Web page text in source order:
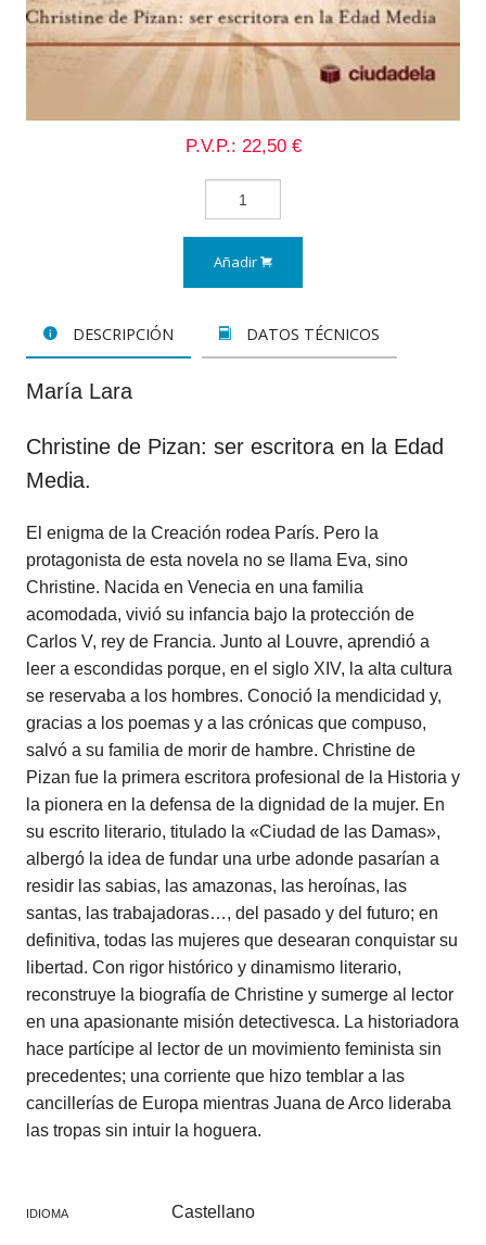
P.V.P.: 22,50 €
Añadir
DESCRIPCIÓN DATOS TÉCNICOS
María Lara
Christine de Pizan: ser escritora en la Edad
Media.
El enigma de la Creación rodea París. Pero la
protagonista de esta novela no se llama Eva, sino
Christine. Nacida en Venecia en una familia
acomodada, vivió su infancia bajo la protección de
Carlos V, rey de Francia. Junto al Louvre, aprendió a
leer a escondidas porque, en el siglo XIV, la alta cultura
se reservaba a los hombres. Conoció la mendicidad y,
gracias a los poemas y a las crónicas que compuso,
salvó a su familia de morir de hambre. Christine de
Pizan fue la primera escritora profesional de la Historia y
la pionera en la defensa de la dignidad de la mujer. En
su escrito literario, titulado la «Ciudad de las Damas»,
albergó la idea de fundar una urbe adonde pasarían a
residir las sabias, las amazonas, las heroínas, las
santas, las trabajadoras…, del pasado y del futuro; en
definitiva, todas las mujeres que desearan conquistar su
libertad. Con rigor histórico y dinamismo literario,
reconstruye la biografía de Christine y sumerge al lector
en una apasionante misión detectivesca. La historiadora
hace partícipe al lector de un movimiento feminista sin
precedentes; una corriente que hizo temblar a las
cancillerías de Europa mientras Juana de Arco lideraba
las tropas sin intuir la hoguera.
IDIOMA Castellano